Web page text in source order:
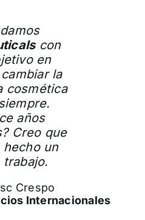
con
en
la
cosmética
años
Creo que
hecho un
trabajo.
Crespo
Internacionales